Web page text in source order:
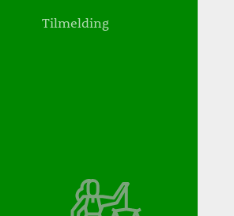
Tilmelding